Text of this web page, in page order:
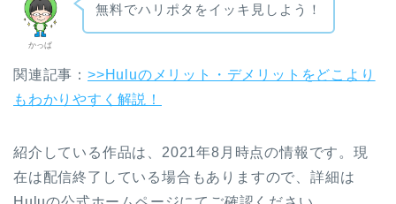
かっぱ
無料でハリポタをイッキ見しよう！
関連記事： >>Huluのメリット・デメリットをどこより
もわかりやすく解説！
紹介している作品は、2021年8月時点の情報です。現
在は配信終了している場合もありますので、詳細は